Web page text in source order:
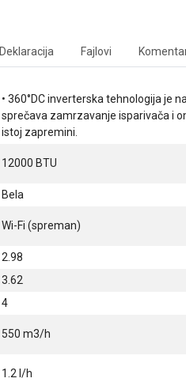
Deklaracija Fajlovi
• 360°DC inverterska tehnologija je
sprečava zamrzavanje isparivača i
istoj zapremini.
12000 BTU
Bela
Wi-Fi (spreman)
2.98
3.62
4
550 m3/h
1.2 l/h